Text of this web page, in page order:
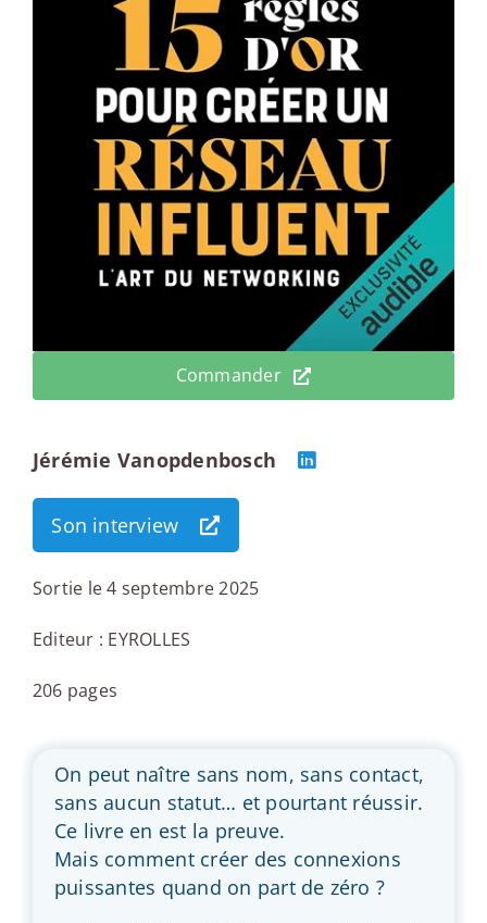
Commander
Jérémie Vanopdenbosch
Son interview
Sortie le 4 septembre 2025
Editeur : EYROLLES
206 pages
On peut naître sans nom, sans contact,
sans aucun statut… et pourtant réussir.
Ce livre en est la preuve.
Mais comment créer des connexions
puissantes quand on part de zéro ?